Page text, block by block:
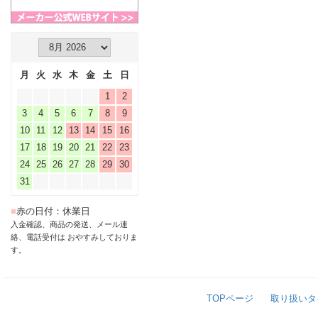
月 火 水 木 金 土
日
1
2
3
4 5 6 7 8
9
10
11 12 13 14 15
16
17
18 19 20 21 22
23
24
25 26 27 28 29
30
31
■赤の日付：休業日
入金確認、商品の発送、メール連
絡、電話受付は おやすみしておりま
す。
TOPページ 取り扱い